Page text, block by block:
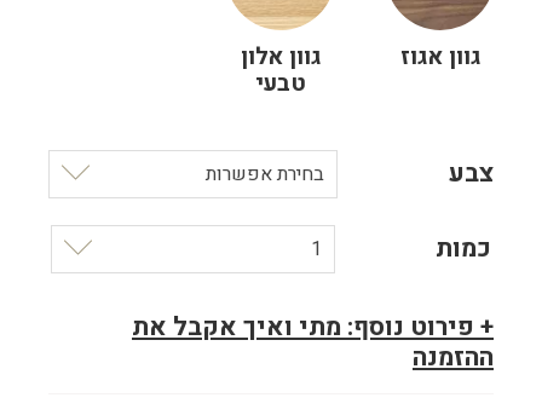
גוון אגוז גוון אלון
טבעי
צבע בחירת אפשרות
כמות 1
+ פירוט נוסף: מתי ואיך אקבל את
ההזמנה